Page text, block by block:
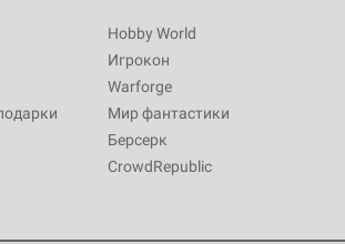
Hobby World
Игрокон
Warforge
Мир фантастики
Берсерк
CrowdRepublic